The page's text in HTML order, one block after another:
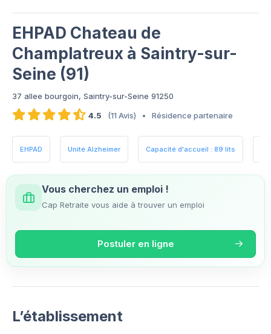
EHPAD Chateau de
Champlatreux à Saintry-sur-
Seine (91)
37 allee bourgoin, Saintry-sur-Seine 91250
4.5
(11 Avis) • Résidence partenaire
EHPAD Unité Alzheimer Capacité d'accueil : 89 lits
Vous cherchez un emploi !
Cap Retraite vous aide à trouver un emploi
Postuler en ligne
L’établissement